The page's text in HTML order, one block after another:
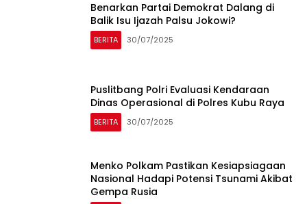
Benarkan Partai Demokrat Dalang di
Balik Isu Ijazah Palsu Jokowi?
BERITA 30/07/2025
Puslitbang Polri Evaluasi Kendaraan
Dinas Operasional di Polres Kubu Raya
BERITA 30/07/2025
Menko Polkam Pastikan Kesiapsiagaan
Nasional Hadapi Potensi Tsunami Akibat
Gempa Rusia